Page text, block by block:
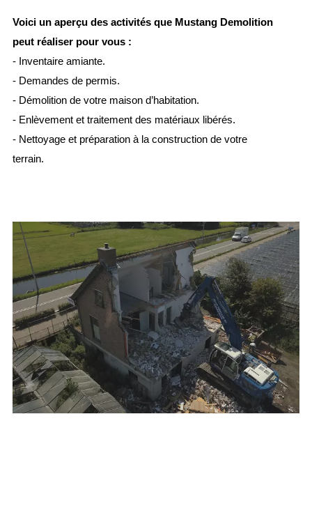
Voici un aperçu des activités que Mustang Demolition
peut réaliser pour vous :
- Inventaire amiante.
- Demandes de permis.
- Démolition de votre maison d’habitation.
- Enlèvement et traitement des matériaux libérés.
- Nettoyage et préparation à la construction de votre
terrain.